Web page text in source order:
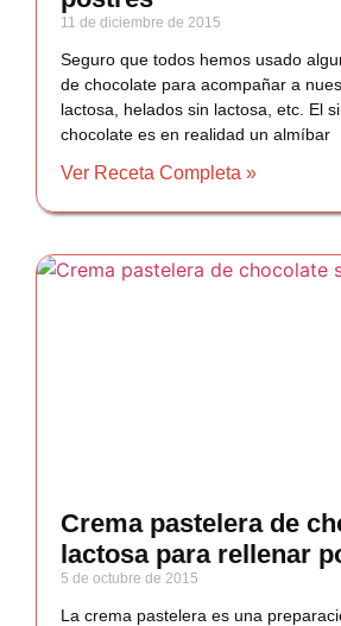
11 de diciembre de 2015
Seguro que todos hemos usado
de chocolate para acompañar a
lactosa, helados sin lactosa, etc. El
chocolate es en realidad un almíbar
Ver Receta Completa »
Crema pastelera de
lactosa para rellenar
5 de octubre de 2015
La crema pastelera es una